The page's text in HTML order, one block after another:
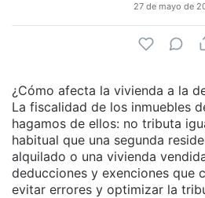
27 de mayo de
¿Cómo afecta la vivienda a la
La fiscalidad de los inmuebles
hagamos de ellos: no tributa
habitual que una segunda
alquilado o una vivienda
deducciones y exenciones que
evitar errores y optimizar la